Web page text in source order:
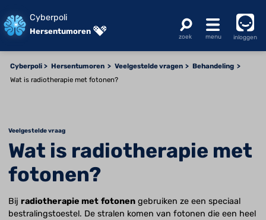
Cyberpoli
Hersentumoren
inloggen
Cyberpoli Hersentumoren Veelgestelde vragen
Behandeling
Wat is radiotherapie met fotonen?
Veelgestelde vraag
Wat is radiotherapie met
fotonen?
Bijradiotherapie met fotonen gebruiken ze een speciaal
bestralingstoestel. De stralen komen van fotonen die een heel